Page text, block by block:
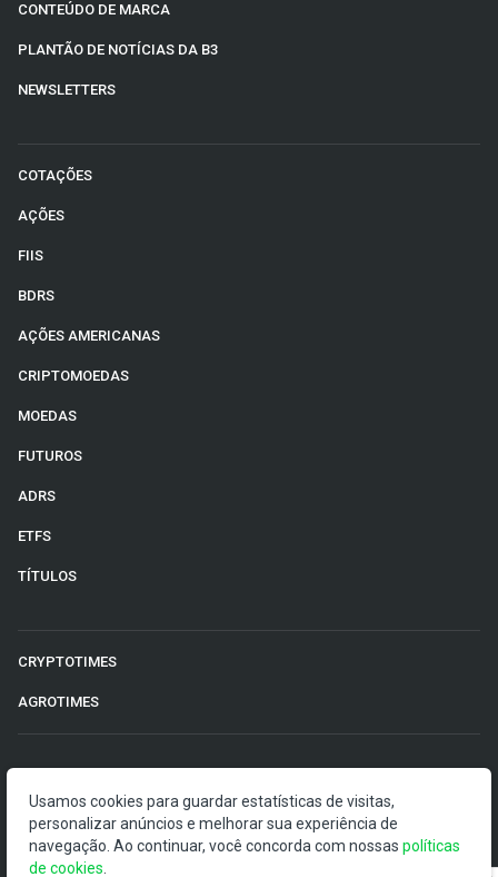
CONTEÚDO DE MARCA
PLANTÃO DE NOTÍCIAS DA B3
NEWSLETTERS
COTAÇÕES
AÇÕES
FIIS
BDRS
AÇÕES AMERICANAS
CRIPTOMOEDAS
MOEDAS
FUTUROS
ADRS
ETFS
TÍTULOS
CRYPTOTIMES
AGROTIMES
O Money Times publica matérias de cunho jornalístico, que
visam a democratização da informação. Nossas
publicações devem ser compreendidas como boletins
Usamos cookies para guardar estatísticas de visitas,
personalizar anúncios e melhorar sua experiência de
navegação. Ao continuar, você concorda com nossas políticas
de cookies